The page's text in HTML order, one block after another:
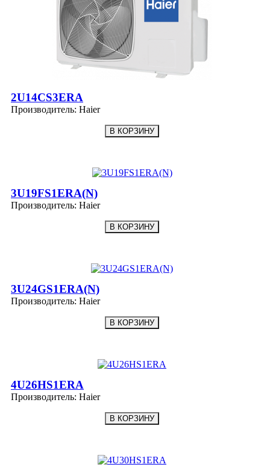
2U14CS3ERA
Производитель: Haier
3U19FS1ERA(N)
Производитель: Haier
3U24GS1ERA(N)
Производитель: Haier
4U26HS1ERA
Производитель: Haier